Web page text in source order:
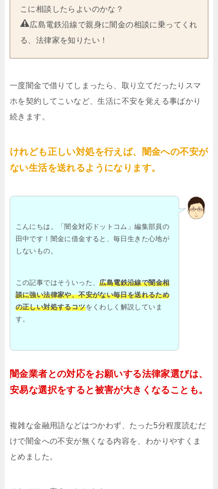
こに相談したらよいのかな？
広島電鉄沿線で親身に闇金の相談に乗ってくれ
る、法律家を知りたい！
一度闇金で借りてしまったら、取り立てだったりスマ
ホを契約してこいなど、生活に不安を覚える事ばかり
続きます。
けれども正しい対処を行えば、闇金への不安が
ない生活を送れるようになります。
こんにちは。「闇金対応ドットコム」編集部員の
田中です！闇金に借金すると、毎日生きた心地が
しないもの。
この記事ではそういった、広島電鉄沿線で闇金相
談に強い法律家や、不安がない毎日を送れるため
の正しい対処するコツをくわしく解説していま
す。
闇金業者との対応をお願いする法律家選びは、
安易な選択をすると被害が大きくなることも。
複雑な金融用語などはつかわず、たった5分程度読むだ
けで闇金への不安が無くなる内容を、わかりやすくま
とめました。